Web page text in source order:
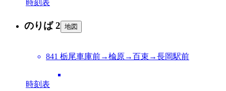
時刻表
のりば 2 地図
841 栃尾車庫前→楡原→百束→長岡駅前
時刻表